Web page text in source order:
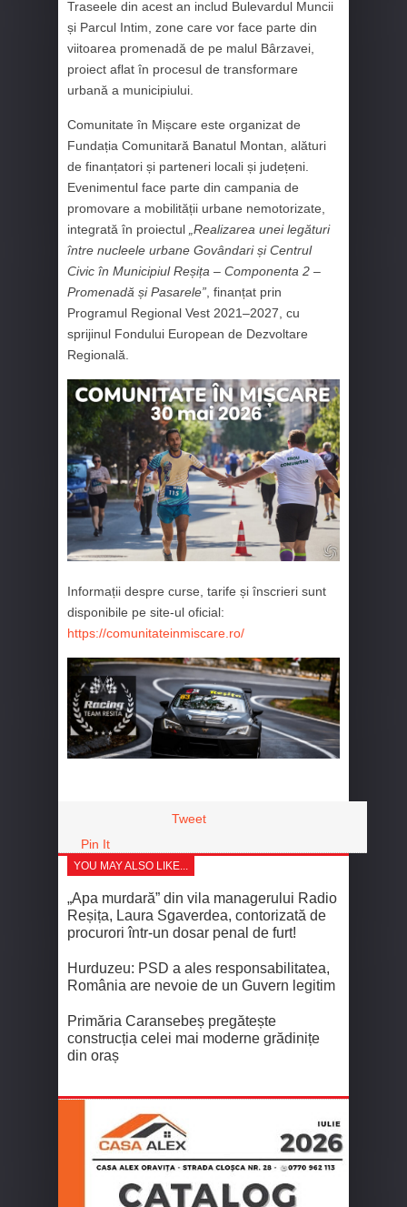
Traseele din acest an includ Bulevardul Muncii
și Parcul Intim, zone care vor face parte din
viitoarea promenadă de pe malul Bârzavei,
proiect aflat în procesul de transformare
urbană a municipiului.
Comunitate în Mișcare este organizat de
Fundația Comunitară Banatul Montan, alături
de finanțatori și parteneri locali și județeni.
Evenimentul face parte din campania de
promovare a mobilității urbane nemotorizate,
integrată în proiectul „Realizarea unei legături
între nucleele urbane Govândari și Centrul
Civic în Municipiul Reșița – Componenta 2 –
Promenadă și Pasarele” , finanțat prin
Programul Regional Vest 2021–2027, cu
sprijinul Fondului European de Dezvoltare
Regională.
Informații despre curse, tarife și înscrieri sunt
disponibile pe site-ul oficial:
https://comunitateinmiscare.ro/
Tweet
Pin It
YOU MAY ALSO LIKE...
„Apa murdară” din vila managerului Radio
Reșița, Laura Sgaverdea, contorizată de
procurori într-un dosar penal de furt!
Hurduzeu: PSD a ales responsabilitatea,
România are nevoie de un Guvern legitim
Primăria Caransebeș pregătește
construcția celei mai moderne grădinițe
din oraș